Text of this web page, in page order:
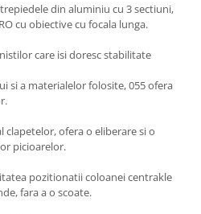
din aluminiu cu 3 sectiuni,
cu obiective cu focala lunga.
care isi doresc stabilitate
si a materialelor folosite, 055 ofera
clapetelor, ofera o eliberare si o
picioarelor.
pozitionatii coloanei centrakle
fara a o scoate.